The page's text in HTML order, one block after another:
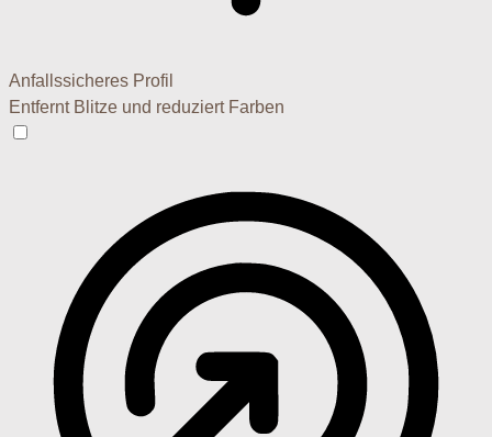
Anfallssicheres Profil
Entfernt Blitze und reduziert Farben